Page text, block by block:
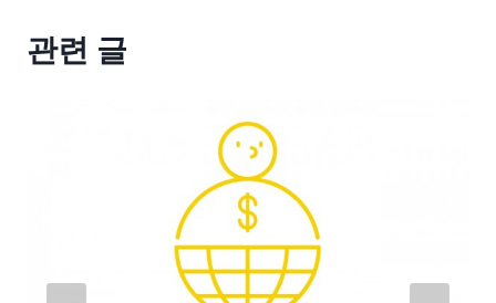
관련 글